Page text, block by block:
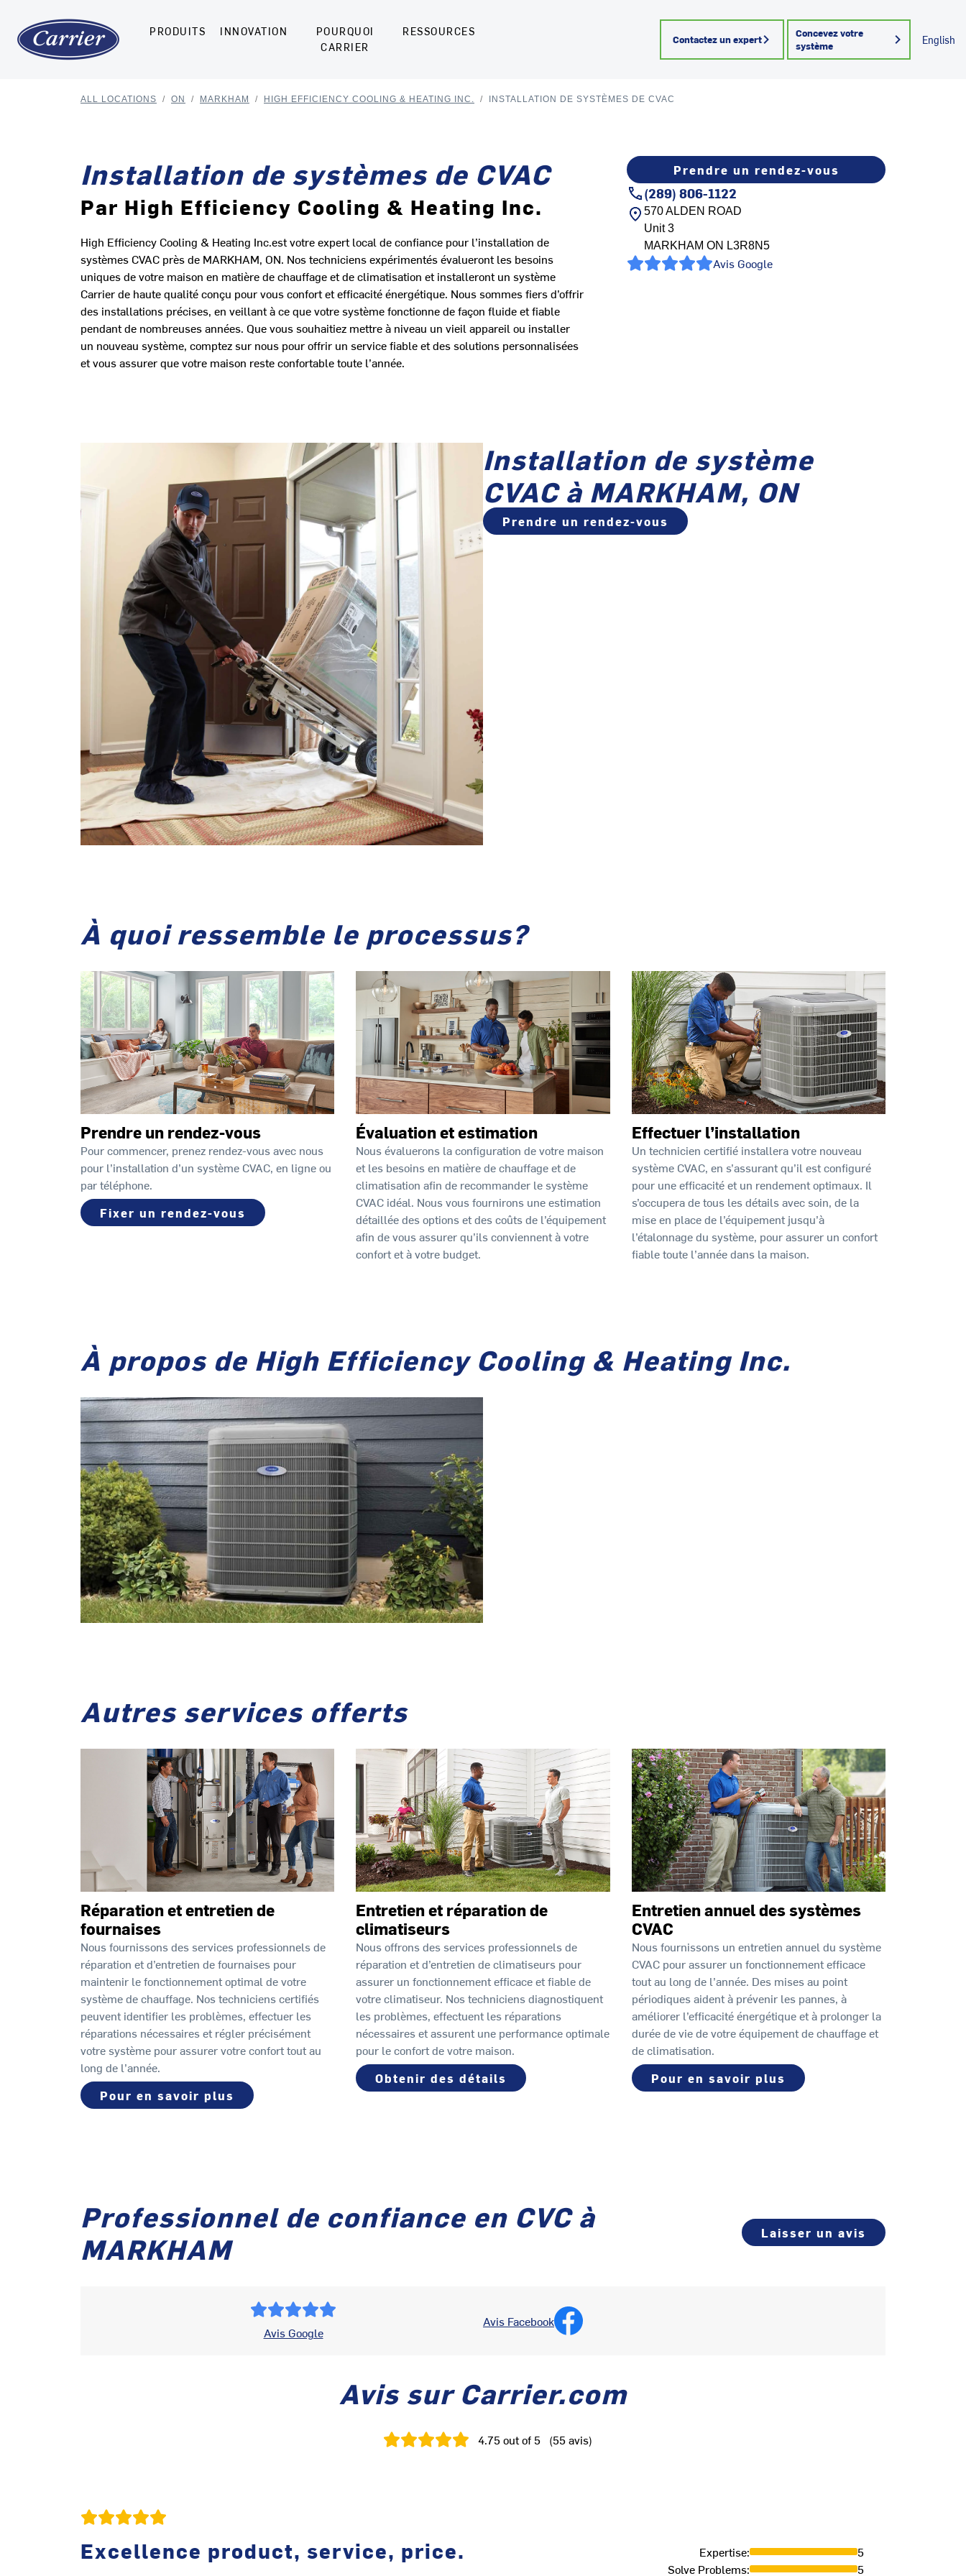
PRODUITS INNOVATION
POURQUOI
CARRIER
RESSOURCES
Contactez un expert
Concevez votre
système
English
ALL LOCATIONS / ON / MARKHAM / HIGH EFFICIENCY COOLING & HEATING INC. / INSTALLATION DE SYSTÈMES DE CVAC
Installation de systèmes de CVAC
Par High Efficiency Cooling & Heating Inc.
High Efficiency Cooling & Heating Inc.est votre expert local de confiance pour l’installation de
systèmes CVAC près de MARKHAM, ON. Nos techniciens expérimentés évalueront les besoins
uniques de votre maison en matière de chauffage et de climatisation et installeront un système
Carrier de haute qualité conçu pour vous confort et efficacité énergétique. Nous sommes fiers d’offrir
des installations précises, en veillant à ce que votre système fonctionne de façon fluide et fiable
pendant de nombreuses années. Que vous souhaitiez mettre à niveau un vieil appareil ou installer
un nouveau système, comptez sur nous pour offrir un service fiable et des solutions personnalisées
et vous assurer que votre maison reste confortable toute l’année.
Prendre un rendez-vous
(289) 806-1122
570 ALDEN ROAD
Unit 3
MARKHAM ON L3R8N5
Avis Google
Installation de système
CVAC à MARKHAM, ON
Prendre un rendez-vous
À quoi ressemble le processus?
Prendre un rendez-vous
Pour commencer, prenez rendez-vous avec nous
pour l’installation d’un système CVAC, en ligne ou
par téléphone.
Fixer un rendez-vous
Évaluation et estimation
Nous évaluerons la configuration de votre maison
et les besoins en matière de chauffage et de
climatisation afin de recommander le système
CVAC idéal. Nous vous fournirons une estimation
détaillée des options et des coûts de l’équipement
afin de vous assurer qu’ils conviennent à votre
confort et à votre budget.
Effectuer l’installation
Un technicien certifié installera votre nouveau
système CVAC, en s’assurant qu’il est configuré
pour une efficacité et un rendement optimaux. Il
s’occupera de tous les détails avec soin, de la
mise en place de l’équipement jusqu’à
l’étalonnage du système, pour assurer un confort
fiable toute l’année dans la maison.
À propos de High Efficiency Cooling & Heating Inc.
Autres services offerts
Réparation et entretien de
fournaises
Nous fournissons des services professionnels de
réparation et d’entretien de fournaises pour
maintenir le fonctionnement optimal de votre
système de chauffage. Nos techniciens certifiés
peuvent identifier les problèmes, effectuer les
réparations nécessaires et régler précisément
votre système pour assurer votre confort tout au
long de l’année.
Pour en savoir plus
Entretien et réparation de
climatiseurs
Nous offrons des services professionnels de
réparation et d’entretien de climatiseurs pour
assurer un fonctionnement efficace et fiable de
votre climatiseur. Nos techniciens diagnostiquent
les problèmes, effectuent les réparations
nécessaires et assurent une performance optimale
pour le confort de votre maison.
Obtenir des détails
Entretien annuel des systèmes
CVAC
Nous fournissons un entretien annuel du système
CVAC pour assurer un fonctionnement efficace
tout au long de l’année. Des mises au point
périodiques aident à prévenir les pannes, à
améliorer l’efficacité énergétique et à prolonger la
durée de vie de votre équipement de chauffage et
de climatisation.
Pour en savoir plus
Professionnel de confiance en CVC à
MARKHAM
Laisser un avis
Avis Google
Avis Facebook
Avis sur Carrier.com
4.75out of 5 (55 avis)
Excellence product, service, price. Expertise:
5
Solve Problems: 5